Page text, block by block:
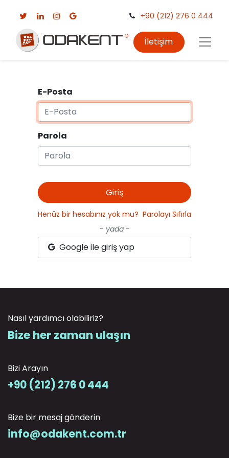
+90 (212) 276 0 444
İletişim
E-Posta
Parola
Giriş
Henüz bir hesabınız yok mu? Parolayı Sıfırla
- yada -
Google ile giriş yap
Nasıl yardımcı olabiliriz?
Bize her zaman ulaşın
Bizi Arayın
+90 (212) 276 0 444
Bize bir mesaj gönderin
info@odakent.com.tr